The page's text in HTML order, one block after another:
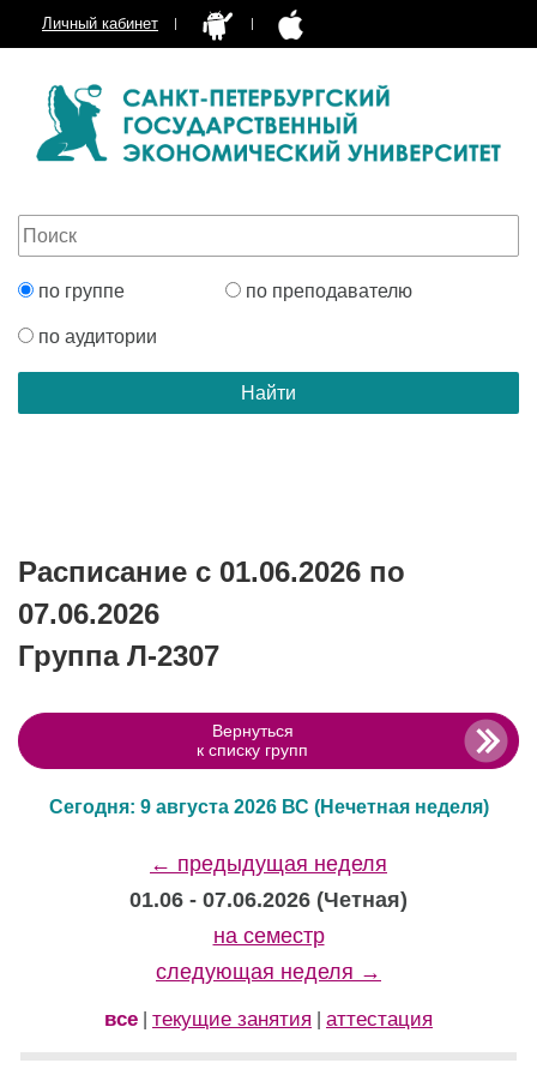
Личный кабинет
по группе по преподавателю
по аудитории
Расписание с 01.06.2026 по
07.06.2026
Группа Л-2307
Вернуться
к списку групп
Сегодня: 9 августа 2026 ВС (Нечетная неделя)
← предыдущая неделя
01.06 - 07.06.2026 (Четная)
на семестр
следующая неделя →
все текущие занятия аттестация